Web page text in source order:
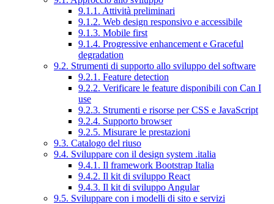
9.1.1. Attività preliminari
9.1.2. Web design responsivo e accessibile
9.1.3. Mobile first
9.1.4. Progressive enhancement e Graceful
degradation
9.2. Strumenti di supporto allo sviluppo del software
9.2.1. Feature detection
9.2.2. Verificare le feature disponibili con Can I
use
9.2.3. Strumenti e risorse per CSS e JavaScript
9.2.4. Supporto browser
9.2.5. Misurare le prestazioni
9.3. Catalogo del riuso
9.4. Sviluppare con il design system .italia
9.4.1. Il framework Bootstrap Italia
9.4.2. Il kit di sviluppo React
9.4.3. Il kit di sviluppo Angular
9.5. Sviluppare con i modelli di sito e servizi